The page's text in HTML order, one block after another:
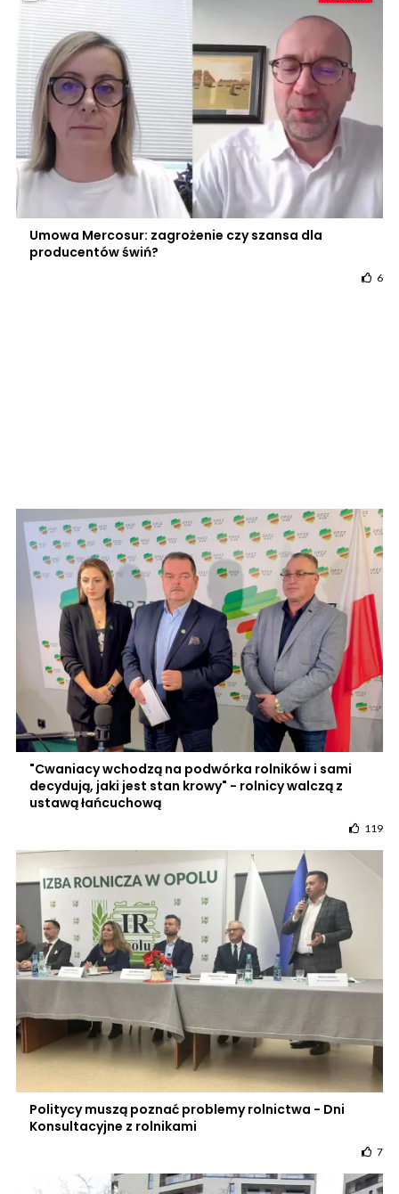
Umowa Mercosur: zagrożenie czy szansa dla
producentów świń?
6
"Cwaniacy wchodzą na podwórka rolników i sami
decydują, jaki jest stan krowy" - rolnicy walczą z
ustawą łańcuchową
119
Politycy muszą poznać problemy rolnictwa - Dni
Konsultacyjne z rolnikami
7